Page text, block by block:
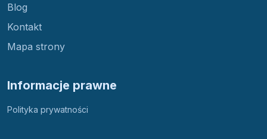
Blog
Kontakt
Mapa strony
Informacje prawne
Polityka prywatności